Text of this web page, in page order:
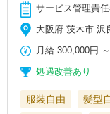
サービス管理責
大阪府 茨木市 沢
月給 300,000円
処遇改善あり
服装自由 髪型